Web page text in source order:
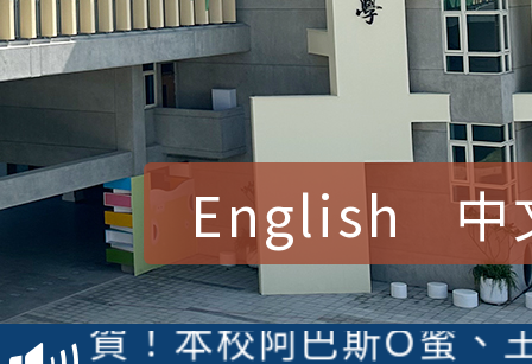
English 中
賀！本校參加桃園市中
賽 洪綺君教師榮獲社
賀！本校阿巴斯O蜜、